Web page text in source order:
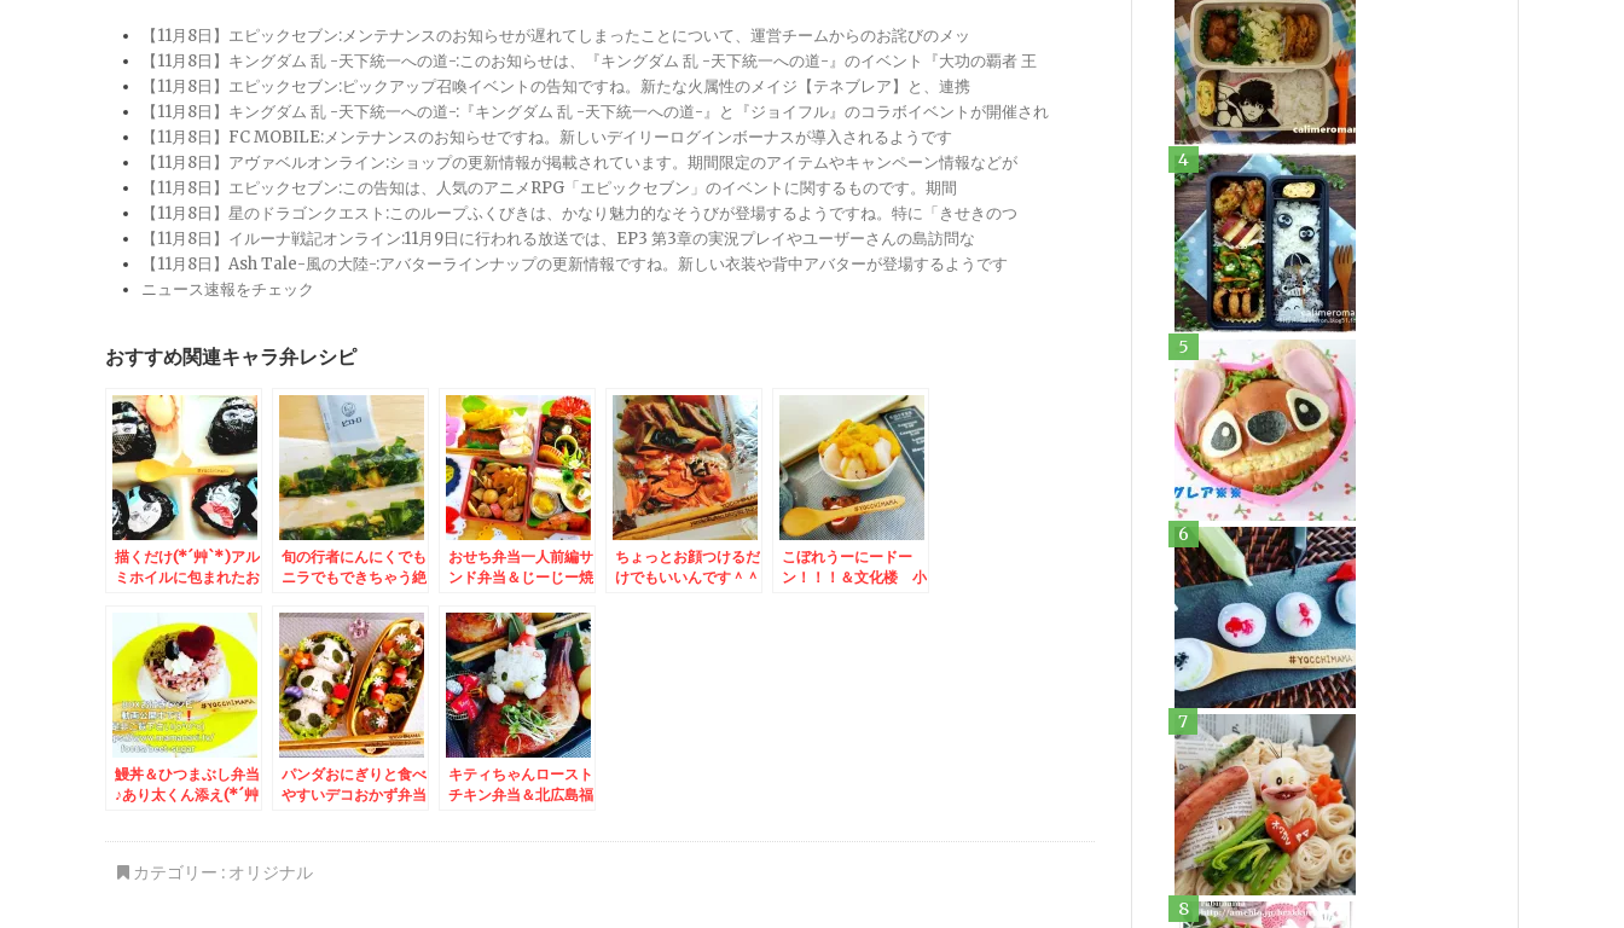
【11月8日】エピックセブン:メンテナンスのお知らせが遅れてしまったことについて、運営チームからのお詫びのメッ
【11月8日】キングダム 乱 -天下統一への道-:このお知らせは、『キングダム 乱 -天下統一への道-』のイベント『大功の覇者 王
【11月8日】エピックセブン:ピックアップ召喚イベントの告知ですね。新たな火属性のメイジ【テネブレア】と、連携
【11月8日】キングダム 乱 -天下統一への道-:『キングダム 乱 -天下統一への道-』と『ジョイフル』のコラボイベントが開催され
【11月8日】FC MOBILE:メンテナンスのお知らせですね。新しいデイリーログインボーナスが導入されるようです
【11月8日】アヴァベルオンライン:ショップの更新情報が掲載されています。期間限定のアイテムやキャンペーン情報などが
【11月8日】エピックセブン:この告知は、人気のアニメRPG「エピックセブン」のイベントに関するものです。期間
【11月8日】星のドラゴンクエスト:このループふくびきは、かなり魅力的なそうびが登場するようですね。特に「きせきのつ
【11月8日】イルーナ戦記オンライン:11月9日に行われる放送では、EP3 第3章の実況プレイやユーザーさんの島訪問な
【11月8日】Ash Tale-風の大陸-:アバターラインナップの更新情報ですね。新しい衣装や背中アバターが登場するようです
ニュース速報をチェック
おすすめ関連キャラ弁レシピ
描くだけ(*´艸`*)アル
ミホイルに包まれたお
さんの「バカニラオロ
チョンラーメン」(*
´艸`*)うまっ(*´艸`*)
大好き(*´艸`*)
旬の行者にんにくでも
ニラでもできちゃう絶
♪アレンジ多様♪＆「S
＆S畜産」「エスアン
ドエス畜産」さんの
「若鶏半身揚げ」絶品
よ～(*´艸`*)
おせち弁当一人前編サ
ンド弁当＆じーじー焼
る人ぞ知る「じーじー
焼」の名店で舌鼓うち
まくり♪
ちょっとお顔つけるだ
けでもいいんです＾＾
こぼれうーにードー
ン！！！＆文化楼 小
鰻丼＆ひつまぶし弁当
♪あり太くん添え(*´艸
パンダおにぎりと食べ
やすいデコおかず弁当
営業始まってます＾＾
キティちゃんロースト
チキン弁当＆北広島福
カテゴリー : オリジナル